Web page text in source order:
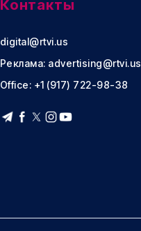
Контакты
digital@rtvi.us
Реклама: advertising@rtvi.us
Office: +1 (917) 722-98-38